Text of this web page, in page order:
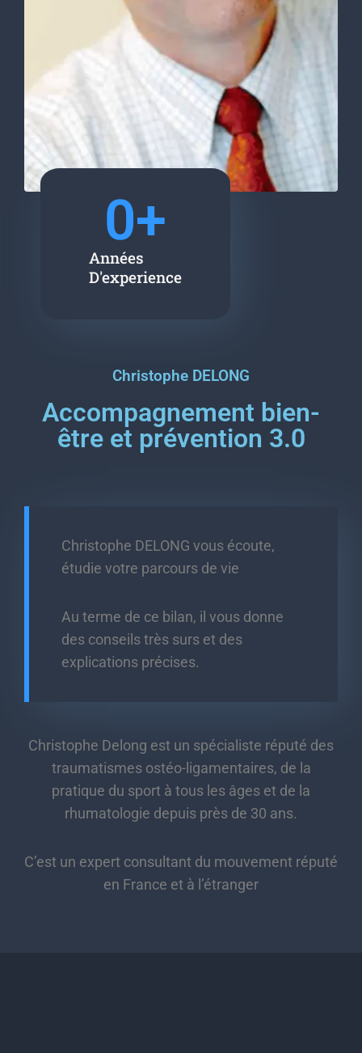
Années
D'experience
0+
Christophe DELONG
Accompagnement bien-
être et prévention 3.0
Christophe DELONG vous écoute,
étudie votre parcours de vie
Au terme de ce bilan, il vous donne
des conseils très surs et des
explications précises.
Christophe Delong est un spécialiste réputé des
traumatismes ostéo-ligamentaires, de la
pratique du sport à tous les âges et de la
rhumatologie depuis près de 30 ans.
C’est un expert consultant du mouvement réputé
en France et à l’étranger